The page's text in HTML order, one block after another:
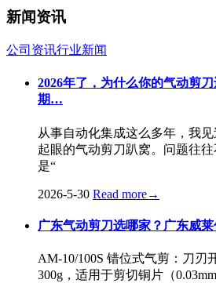
新闻资讯
公司资讯行业新闻
2026年了，为什么你的气动剪
期…
从事自动化集成这么多年，我
起眼的气动剪刀趴窝。问题往
是“
2026-5-30 Read more→
广东气动剪刀选哪家？广东威
AM-10/100S 错位式气剪：刀刃
300g，适用于剪切铜片（